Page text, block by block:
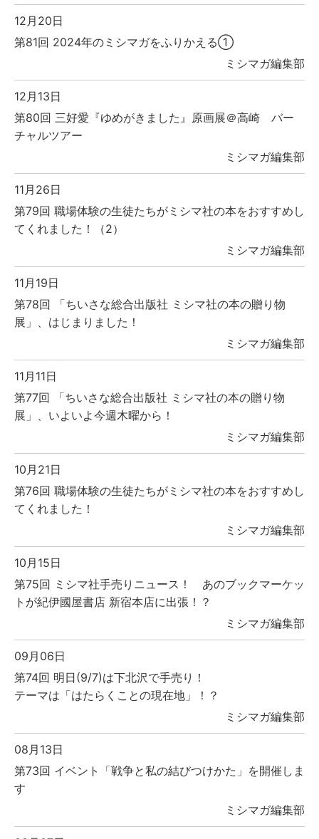
12月20日
第81回 2024年のミシマガをふりかえる①
ミシマガ編集部
12月13日
第80回 三好愛『ゆめがきました』原画展＠高崎 バー
チャルツアー
ミシマガ編集部
11月26日
第79回 職場体験の生徒たちがミシマ社の本をおすすめし
てくれました！（2）
ミシマガ編集部
11月19日
第78回 「ちいさな総合出版社 ミシマ社の本の贈り物
展」、はじまりました！
ミシマガ編集部
11月11日
第77回 「ちいさな総合出版社 ミシマ社の本の贈り物
展」、いよいよ今週木曜から！
ミシマガ編集部
10月21日
第76回 職場体験の生徒たちがミシマ社の本をおすすめし
てくれました！
ミシマガ編集部
10月15日
第75回 ミシマ社手売りニュース！ あのブックマーケッ
トが紀伊國屋書店 新宿本店に出張！？
ミシマガ編集部
09月06日
第74回 明日(9/7)は下北沢で手売り！
テーマは「はたらくことの現在地」！？
ミシマガ編集部
08月13日
第73回 イベント「戦争と私の結びつけかた」を開催しま
す
ミシマガ編集部